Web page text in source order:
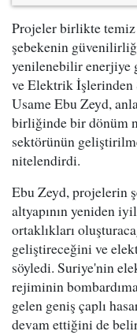
Projeler birlikte
şebekenin
yenilenebilir enerjiye
ve Elektrik İşlerinden
Usame Ebu Zeyd,
birliğinde bir dönüm
sektörünün
nitelendirdi.
Ebu Zeyd, projelerin
altyapının yeniden
ortaklıkları
geliştireceğini ve
söyledi. Suriye'nin
rejiminin
gelen geniş çaplı
devam ettiğini de